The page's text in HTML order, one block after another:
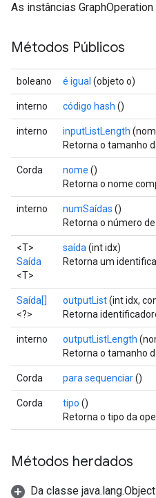
As instâncias
Métodos Públicos
boleano é igual (objeto o)
interno código hash ()
interno inputListLength
Retorna o tamanho
Corda nome ()
Retorna o nome
interno numSaídas ()
Retorna o número
<T>
Saída
<T>
saída (int idx)
Retorna um
Saída[]
<?>
outputList(int idx,
Retorna
interno outputListLength
Retorna o tamanho
Corda para sequenciar()
Corda tipo ()
Retorna o tipo da
Métodos herdados
Da classe java.lang.Object